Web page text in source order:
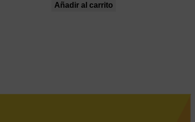
Añadir al carrito